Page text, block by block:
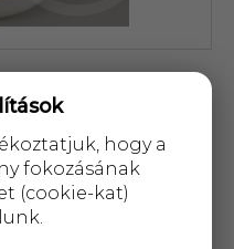
hogy a
fokozásának
(cookie-kat)